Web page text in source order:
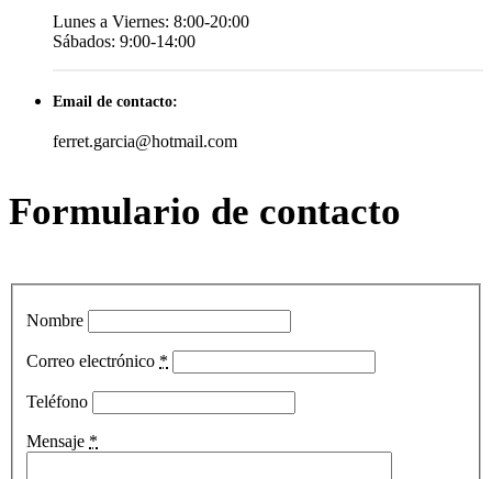
Lunes a Viernes: 8:00-20:00
Sábados: 9:00-14:00
Email de contacto:
ferret.garcia@hotmail.com
Formulario de contacto
Nombre
Correo electrónico *
Teléfono
Mensaje *